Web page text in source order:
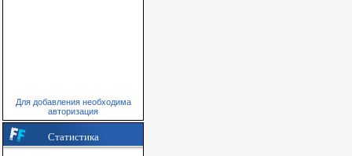
Для добавления необходима
авторизация
Статистика